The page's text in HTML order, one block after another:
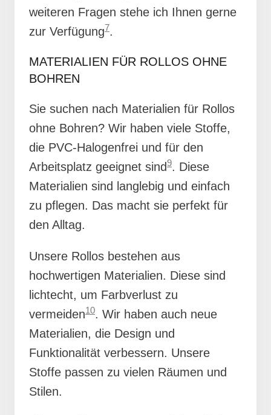
weiteren Fragen stehe ich Ihnen gerne
zur Verfügung7.
MATERIALIEN FÜR ROLLOS OHNE
BOHREN
Sie suchen nach Materialien für Rollos
ohne Bohren? Wir haben viele Stoffe,
die PVC-Halogenfrei und für den
Arbeitsplatz geeignet sind9. Diese
Materialien sind langlebig und einfach
zu pflegen. Das macht sie perfekt für
den Alltag.
Unsere Rollos bestehen aus
hochwertigen Materialien. Diese sind
lichtecht, um Farbverlust zu
vermeiden10. Wir haben auch neue
Materialien, die Design und
Funktionalität verbessern. Unsere
Stoffe passen zu vielen Räumen und
Stilen.